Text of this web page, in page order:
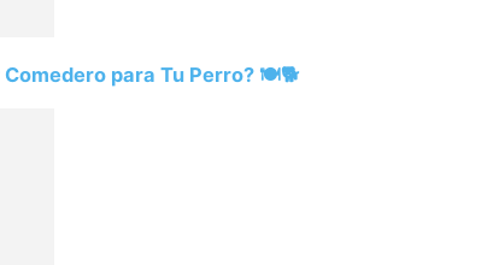
Comedero para Tu Perro? 🍽️🐕